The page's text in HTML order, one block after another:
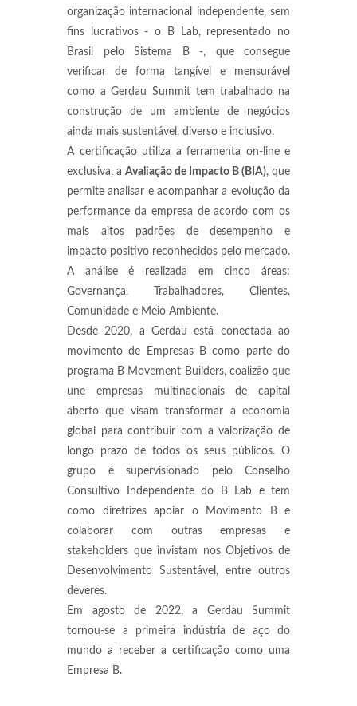
organização internacional independente, sem
fins lucrativos - o B Lab, representado no
Brasil pelo Sistema B -, que consegue
verificar de forma tangível e mensurável
como a Gerdau Summit tem trabalhado na
construção de um ambiente de negócios
ainda mais sustentável, diverso e inclusivo.
A certificação utiliza a ferramenta on-line e
exclusiva, a Avaliação de Impacto B (BIA), que
permite analisar e acompanhar a evolução da
performance da empresa de acordo com os
mais altos padrões de desempenho e
impacto positivo reconhecidos pelo mercado.
A análise é realizada em cinco áreas:
Governança, Trabalhadores, Clientes,
Comunidade e Meio Ambiente.
Desde 2020, a Gerdau está conectada ao
movimento de Empresas B como parte do
programa B Movement Builders, coalizão que
une empresas multinacionais de capital
aberto que visam transformar a economia
global para contribuir com a valorização de
longo prazo de todos os seus públicos. O
grupo é supervisionado pelo Conselho
Consultivo Independente do B Lab e tem
como diretrizes apoiar o Movimento B e
colaborar com outras empresas e
stakeholders que invistam nos Objetivos de
Desenvolvimento Sustentável, entre outros
deveres.
Em agosto de 2022, a Gerdau Summit
tornou-se a primeira indústria de aço do
mundo a receber a certificação como uma
Empresa B.